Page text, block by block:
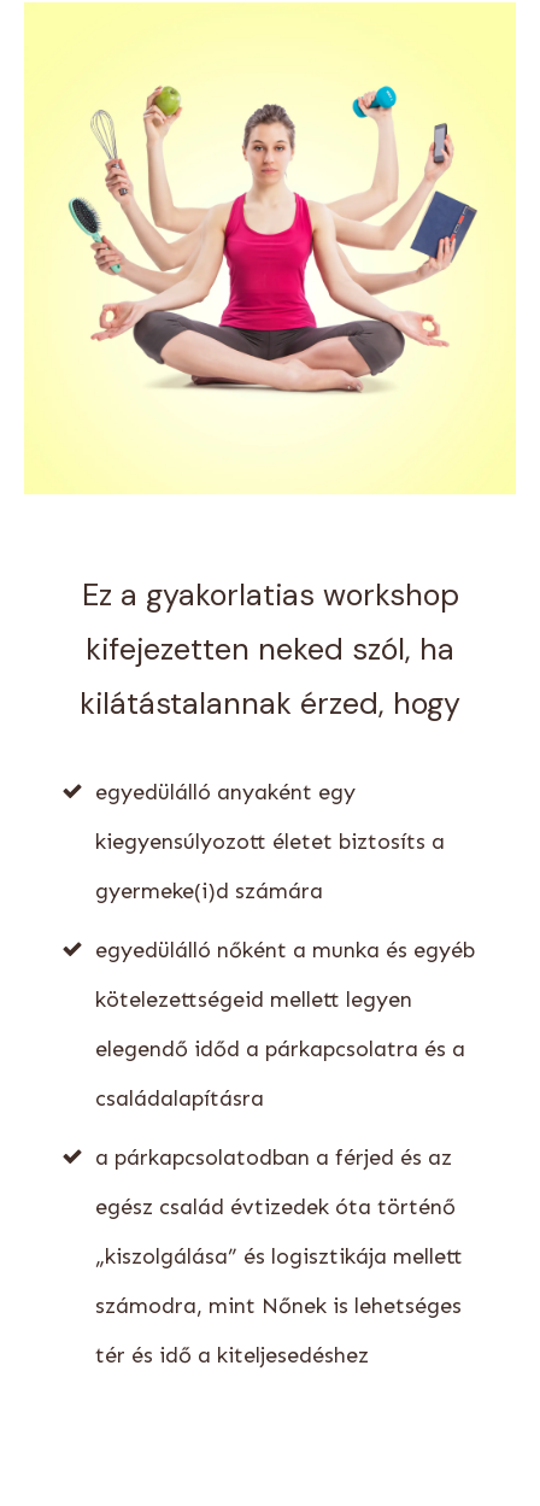
Ez a gyakorlatias workshop
kifejezetten neked szól, ha
kilátástalannak érzed, hogy
egyedülálló anyaként egy
kiegyensúlyozott életet biztosíts a
gyermeke(i)d számára
egyedülálló nőként a munka és egyéb
kötelezettségeid mellett legyen
elegendő időd a párkapcsolatra és a
családalapításra
a párkapcsolatodban a férjed és az
egész család évtizedek óta történő
„kiszolgálása” és logisztikája mellett
számodra, mint Nőnek is lehetséges
tér és idő a kiteljesedéshez